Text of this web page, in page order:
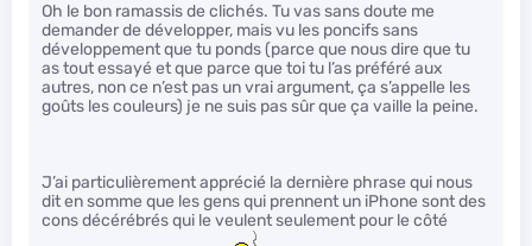
Oh le bon ramassis de clichés. Tu vas sans doute me
demander de développer, mais vu les poncifs sans
développement que tu ponds (parce que nous dire que tu
as tout essayé et que parce que toi tu l’as préféré aux
autres, non ce n’est pas un vrai argument, ça s’appelle les
goûts les couleurs) je ne suis pas sûr que ça vaille la peine.
J’ai particulièrement apprécié la dernière phrase qui nous
dit en somme que les gens qui prennent un iPhone sont des
cons décérébrés qui le veulent seulement pour le côté